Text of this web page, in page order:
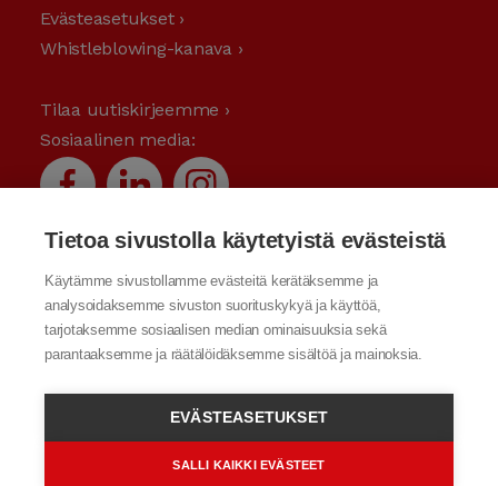
Evästeasetukset ›
Whistleblowing-kanava ›
Tilaa uutiskirjeemme ›
Sosiaalinen media:
Tietoa sivustolla käytetyistä evästeistä
Käytämme sivustollamme evästeitä kerätäksemme ja
analysoidaksemme sivuston suorituskykyä ja käyttöä,
tarjotaksemme sosiaalisen median ominaisuuksia sekä
parantaaksemme ja räätälöidäksemme sisältöä ja mainoksia.
EVÄSTEASETUKSET
SALLI KAIKKI EVÄSTEET